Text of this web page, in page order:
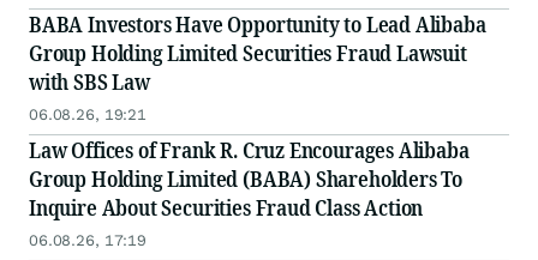
BABA Investors Have Opportunity to Lead Alibaba
Group Holding Limited Securities Fraud Lawsuit
with SBS Law
06.08.26, 19:21
Law Offices of Frank R. Cruz Encourages Alibaba
Group Holding Limited (BABA) Shareholders To
Inquire About Securities Fraud Class Action
06.08.26, 17:19